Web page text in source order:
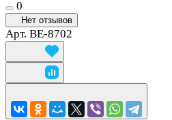
0
Нет отзывов
Арт. BE-8702